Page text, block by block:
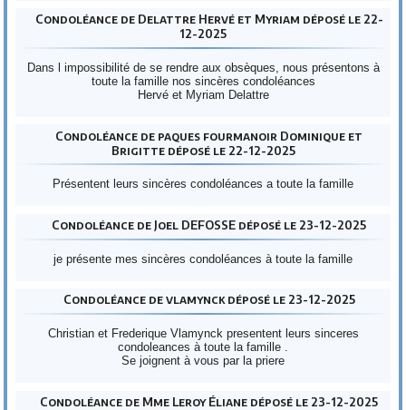
Condoléance de Delattre Hervé et Myriam déposé le 22-
12-2025
Dans l impossibilité de se rendre aux obsèques, nous présentons à
toute la famille nos sincères condoléances
Hervé et Myriam Delattre
Condoléance de paques fourmanoir Dominique et
Brigitte déposé le 22-12-2025
Présentent leurs sincères condoléances a toute la famille
Condoléance de Joel DEFOSSE déposé le 23-12-2025
je présente mes sincères condoléances à toute la famille
Condoléance de vlamynck déposé le 23-12-2025
Christian et Frederique Vlamynck presentent leurs sinceres
condoleances à toute la famille .
Se joignent à vous par la priere
Condoléance de Mme Leroy Éliane déposé le 23-12-2025